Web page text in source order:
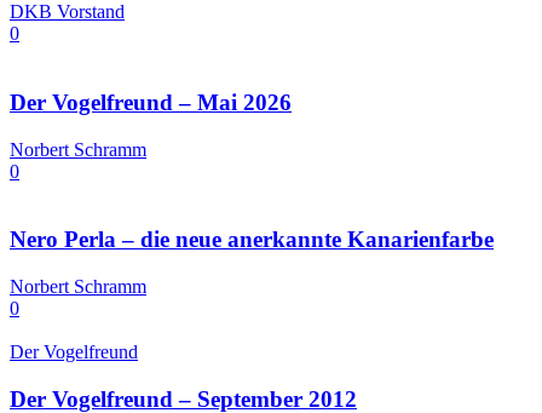
DKB Vorstand
0
Der Vogelfreund – Mai 2026
Norbert Schramm
0
Nero Perla – die neue anerkannte Kanarienfarbe
Norbert Schramm
0
Der Vogelfreund
Der Vogelfreund – September 2012